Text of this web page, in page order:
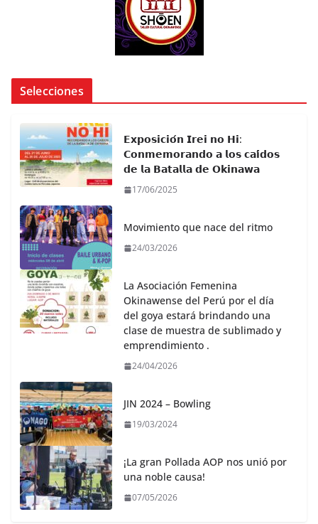
Selecciones
𝗘𝘅𝗽𝗼𝘀𝗶𝗰𝗶𝗼́𝗻 𝗜𝗿𝗲𝗶 𝗻𝗼 𝗛𝗶:
𝗖𝗼𝗻𝗺𝗲𝗺𝗼𝗿𝗮𝗻𝗱𝗼 𝗮 𝗹𝗼𝘀 𝗰𝗮𝗶́𝗱𝗼𝘀
𝗱𝗲 𝗹𝗮 𝗕𝗮𝘁𝗮𝗹𝗹𝗮 𝗱𝗲 𝗢𝗸𝗶𝗻𝗮𝘄𝗮
17/06/2025
Movimiento que nace del ritmo
24/03/2026
La Asociación Femenina
Okinawense del Perú por el día
del goya estará brindando una
clase de muestra de sublimado y
emprendimiento .
24/04/2026
JIN 2024 – Bowling
19/03/2024
¡La gran Pollada AOP nos unió por
una noble causa!
07/05/2026